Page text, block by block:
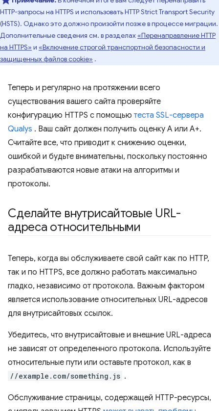
HTTP-запросы на HTTPS и использовать HTTP Strict Transport Security
(HSTS). Однако это должно произойти позже в процессе миграции.
Дополнительные сведения см. в разделах«Перенаправление HTTP
на HTTPS» и «Включение строгой транспортной безопасности и
защищенных файлов cookie» .
Теперь и регулярно на протяжении всего
существования вашего сайта проверяйте
конфигурацию HTTPS с помощью теста SSL-сервера
Qualys . Ваш сайт должен получить оценку A или A+.
Считайте все, что приводит к снижению оценки,
ошибкой и будьте внимательны, поскольку постоянно
разрабатываются новые атаки на алгоритмы и
протоколы.
Сделайте внутрисайтовые URL-
адреса относительными
Теперь, когда вы обслуживаете свой сайт как по HTTP,
так и по HTTPS, все должно работать максимально
гладко, независимо от протокола. Важным фактором
является использование относительных URL-адресов
для внутрисайтовых ссылок.
Убедитесь, что внутрисайтовые и внешние URL-адреса
не зависят от определенного протокола. Используйте
относительные пути или оставьте протокол, как в
//example.com/something.js .
Обслуживание страницы, содержащей HTTP-ресурсы,